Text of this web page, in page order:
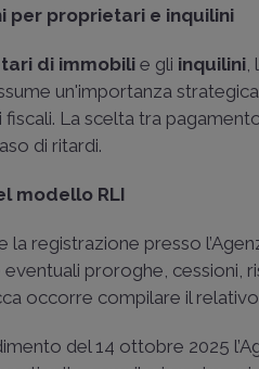
per proprietari e inquilini
di immobili e gli inquilini,
un'importanza
La scelta tra
di ritardi.
modello RLI
la registrazione presso
proroghe, cessioni,
occorre compilare il
del 14 ottobre 2025